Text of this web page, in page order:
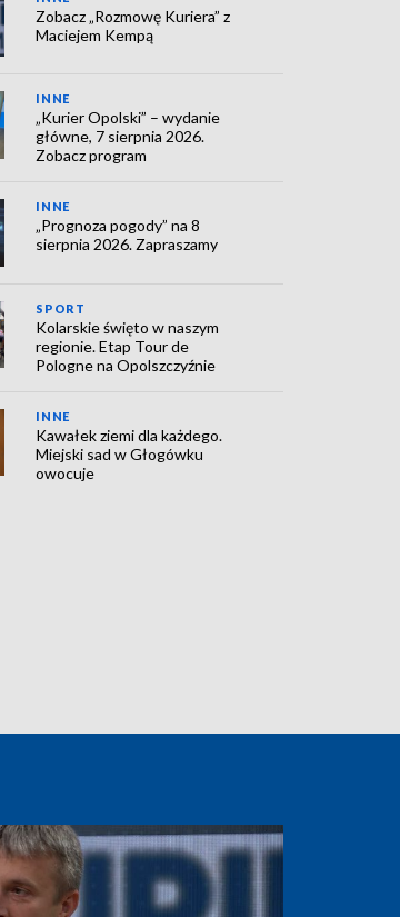
Zobacz „Rozmowę Kuriera” z
Maciejem Kempą
INNE
„Kurier Opolski” – wydanie
główne, 7 sierpnia 2026.
Zobacz program
INNE
„Prognoza pogody” na 8
sierpnia 2026. Zapraszamy
SPORT
Kolarskie święto w naszym
regionie. Etap Tour de
Pologne na Opolszczyźnie
INNE
Kawałek ziemi dla każdego.
Miejski sad w Głogówku
owocuje